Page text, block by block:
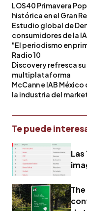
LOS40 Primavera
histórica en el Gran
Estudio global de
consumidores de la
"El periodismo en
Radio 10
Discovery refresca
multiplataforma
McCann e IAB
la industria del
Te puede